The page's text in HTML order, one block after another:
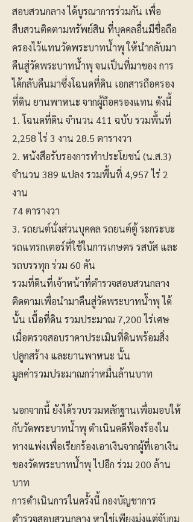
สอบสวนกลาง ได้บูรณาการร่วมกัน เพื่อ
สืบสวนติดตามทรัพย์สิน ที่บุคคลอื่นมีชื่อถือ
ครองไว้แทนวัดพระบาทน้ำพุ ให้นำกลับมา
คืนสู่วัดพระบาทน้ำพุ จนเป็นที่มาของ การ
ได้กลับคืนมาซึ่งโฉนดที่ดิน เอกสารถือครอง
ที่ดิน ยานพาหนะ จากผู้ถือครองแทน ดังนี้
​1. โฉนดที่ดิน จำนวน 411 ฉบับ รวมพื้นที่
2,258 ไร่ 3 งาน 28.5 ตารางวา
​2. หนังสือรับรองการทำประโยชน์ (น.ส.3)
จำนวน 389 แปลง รวมพื้นที่ 4,957 ไร่ 2
งาน
74 ตารางวา
​3. รถยนต์นั่งส่วนบุคคล รถยนต์ตู้ ระกระบะ
รถแทรกเตอร์ที่ใช้ในการเกษตร รสบัส และ
รถบรรทุก ร่วม 60 คัน
​​รวมที่ดินที่เจ้าหน้าที่ตำรวจสอบสวนกลาง
ติดตามเพื่อนำมาคืนสู่วัดพระบาทน้ำพุ ได้
นั้น เนื้อที่ดิน รวมประมาณ 7,200 ไร่เศษ
เมื่อตรวจสอบราคาประเมินที่ดินพร้อมสิ่ง
ปลูกสร้าง และยานพาหนะ นั้น
มูลค่ารวมประมาณกว่าหมื่นล้านบาท
นอกจากนี้ ยังได้รวบรวมหลักฐานเพื่อมอบให้
กับวัดพระบาทน้ำพุ ดำเนินคดีฟ้องร้องใน
ทางแพ่งเพื่อเรียกร้องเอาเงินจากผู้ที่เอาเงิน
ของวัดพระบาทน้ำพุ ไปอีก ร่วม 200 ล้าน
บาท
การดำเนินการในครั้งนี้ กองบัญชาการ
ตำรวจสอบสวนกลาง หาใช่เพียงมุ่งแต่จับกุม